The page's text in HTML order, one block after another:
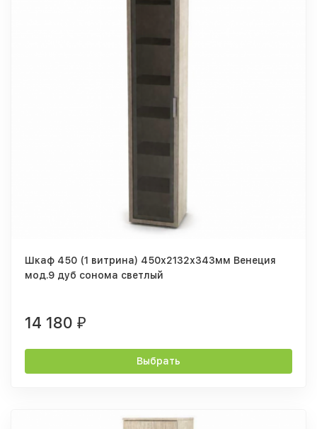
Шкаф 450 (1 витрина) 450х2132х343мм Венеция
мод.9 дуб сонома светлый
14 180 ₽
Выбрать